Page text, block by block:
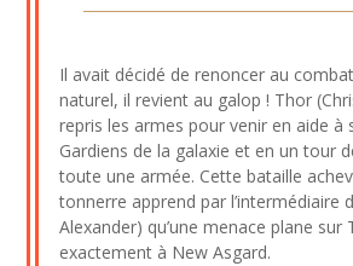
5
janvier
2023
Il avait décidé de renoncer au
naturel, il revient au galop ! Thor
repris les armes pour venir en aide à
Gardiens de la galaxie et en un tour
toute une armée. Cette bataille
tonnerre apprend par l’intermédiaire
Alexander) qu’une menace plane sur
exactement à New Asgard.